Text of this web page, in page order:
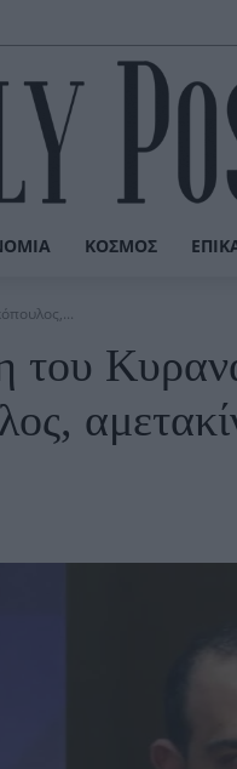
ΚΌΣΜΟΣ
του